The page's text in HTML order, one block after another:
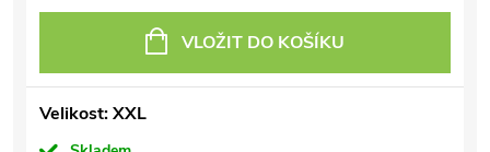
VLOŽIT DO KOŠÍKU
Velikost: XXL